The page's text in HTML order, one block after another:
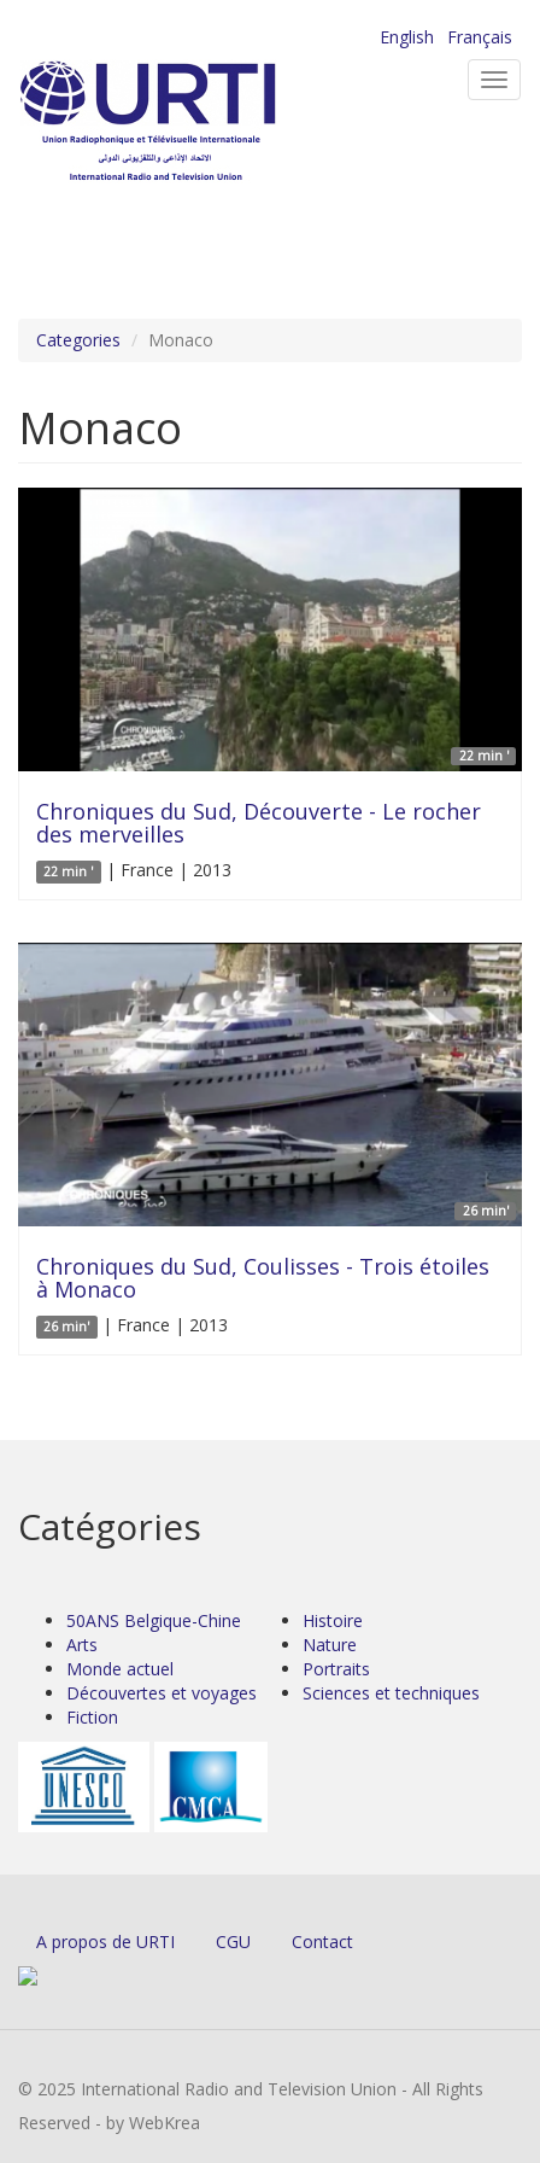
contenu
principal
English
Français
Categories Monaco
Monaco
22 min '
Chroniques du Sud, Découverte - Le rocher
des merveilles
22 min ' | France | 2013
26 min'
Chroniques du Sud, Coulisses - Trois étoiles
à Monaco
26 min' | France | 2013
Catégories
50ANS Belgique-Chine
Arts
Monde actuel
Découvertes et voyages
Fiction
Histoire
Nature
Portraits
Sciences et techniques
A propos de URTI CGU Contact
© 2025 International Radio and Television Union - All Rights
Reserved - by WebKrea